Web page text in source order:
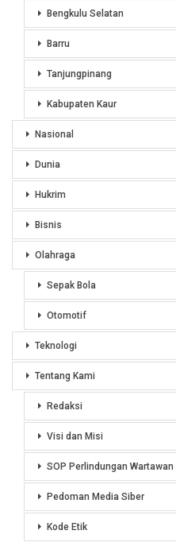
Bengkulu Selatan
Barru
Tanjungpinang
Kabupaten Kaur
Nasional
Dunia
Hukrim
Bisnis
Olahraga
Sepak Bola
Otomotif
Teknologi
Tentang Kami
Redaksi
Visi dan Misi
SOP Perlindungan Wartawan
Pedoman Media Siber
Kode Etik